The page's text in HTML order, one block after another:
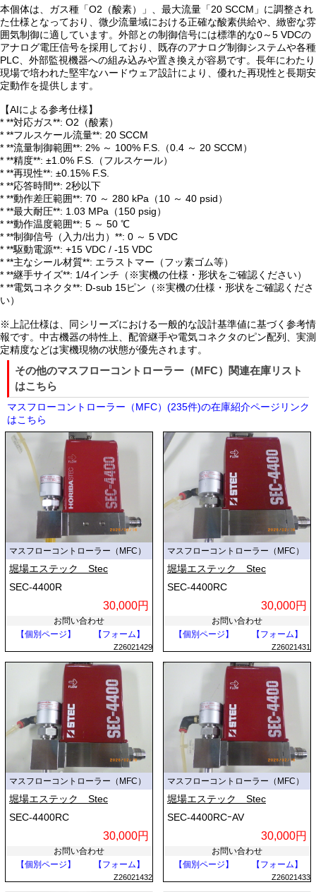
本個体は、ガス種「O2（酸素）」、最大流量「20 SCCM」に調整され
た仕様となっており、微少流量域における正確な酸素供給や、緻密な雰
囲気制御に適しています。外部との制御信号には標準的な0～5 VDCの
アナログ電圧信号を採用しており、既存のアナログ制御システムや各種
PLC、外部監視機器への組み込みや置き換えが容易です。長年にわたり
現場で培われた堅牢なハードウェア設計により、優れた再現性と長期安
定動作を提供します。
【AIによる参考仕様】
* **対応ガス**: O2（酸素）
* **フルスケール流量**: 20 SCCM
* **流量制御範囲**: 2% ～ 100% F.S.（0.4 ～ 20 SCCM）
* **精度**: ±1.0% F.S.（フルスケール）
* **再現性**: ±0.15% F.S.
* **応答時間**: 2秒以下
* **動作差圧範囲**: 70 ～ 280 kPa（10 ～ 40 psid）
* **最大耐圧**: 1.03 MPa（150 psig）
* **動作温度範囲**: 5 ～ 50 ℃
* **制御信号（入力/出力）**: 0 ～ 5 VDC
* **駆動電源**: +15 VDC / -15 VDC
* **主なシール材質**: エラストマー（フッ素ゴム等）
* **継手サイズ**: 1/4インチ（※実機の仕様・形状をご確認ください）
* **電気コネクタ**: D-sub 15ピン（※実機の仕様・形状をご確認くださ
い）
※上記仕様は、同シリーズにおける一般的な設計基準値に基づく参考情
報です。中古機器の特性上、配管継手や電気コネクタのピン配列、実測
定精度などは実機現物の状態が優先されます。
その他のマスフローコントローラー（MFC）関連在庫リスト
はこちら
マスフローコントローラー（MFC）(235件)の在庫紹介ページリンク
はこちら
マスフローコントローラー（MFC）
堀場エステック Stec
SEC-4400R
30,000円
お問い合わせ
【個別ページ】
【フォーム】
Z26021429
マスフローコントローラー（MFC）
堀場エステック Stec
SEC-4400RC
30,000円
お問い合わせ
【個別ページ】
【フォーム】
Z26021431
マスフローコントローラー（MFC）
堀場エステック Stec
SEC-4400RC
30,000円
お問い合わせ
【個別ページ】
【フォーム】
Z26021432
マスフローコントローラー（MFC）
堀場エステック Stec
SEC-4400RCｰAV
30,000円
お問い合わせ
【個別ページ】
【フォーム】
Z26021433